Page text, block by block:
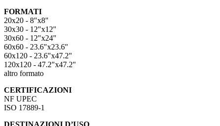
FORMATI
20x20 - 8"x8"
30x30 - 12"x12"
30x60 - 12"x24"
60x60 - 23.6"x23.6"
60x120 - 23.6"x47.2"
120x120 - 47.2"x47.2"
altro formato
CERTIFICAZIONI
NF UPEC
ISO 17889-1